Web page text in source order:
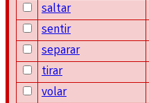
saltar
sentir
separar
tirar
volar